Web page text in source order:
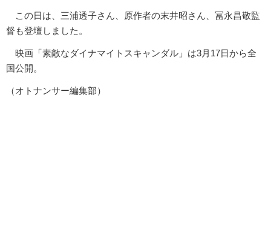
この日は、三浦透子さん、原作者の末井昭さん、冨永昌敬監
督も登壇しました。
映画「素敵なダイナマイトスキャンダル」は3月17日から全
国公開。
（オトナンサー編集部）